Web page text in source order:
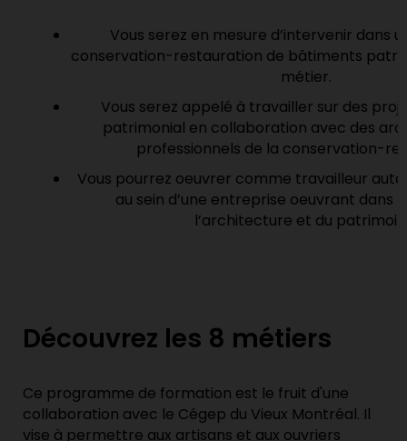
Vous serez en mesure d’intervenir dans
conservation-restauration de bâtiments
métier.
Vous serez appelé à travailler sur des
patrimonial en collaboration avec des
professionnels de la conservation-
Vous pourrez oeuvrer comme travailleur
au sein d’une entreprise oeuvrant dans
l’architecture et du
Découvrez les 8 métiers
Ce programme de formation est le fruit d'une
collaboration avec le Cégep du Vieux Montréal. Il
vise à permettre aux artisans et aux ouvriers